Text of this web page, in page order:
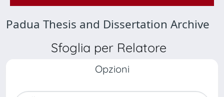
Padua Thesis and Dissertation Archive
Sfoglia per Relatore
Opzioni